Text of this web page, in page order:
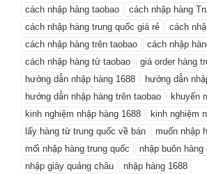
cách nhập hàng taobao
cách nhập hàng
cách nhập hàng trung quốc giá rẻ
cách
cách nhập hàng trên taobao
cách nhập
cách nhập hàng từ taobao
giá order hàng
hướng dẫn nhập hàng 1688
hướng dẫn
hướng dẫn nhập hàng trên taobao
khuyến
kinh nghiệm nhập hàng 1688
kinh nghiệm
lấy hàng từ trung quốc về bán
muốn nhập
mối nhập hàng trung quốc
nhập buôn hàng
nhập giày quảng châu
nhập hàng 1688